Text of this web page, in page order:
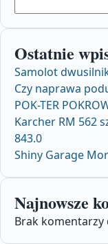
Ostatnie
Samolot
Czy naprawa
POK-TER
Karcher RM 562
843.0
Shiny Garage
Najnowsze
Brak komentarzy